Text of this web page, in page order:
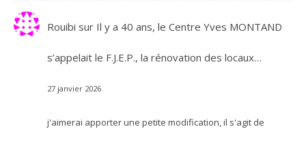
Rouibi sur Il y a 40 ans, le Centre Yves MONTAND
s’appelait le F.J.E.P., la rénovation des locaux…
27 janvier 2026
j'aimerai apporter une petite modification, il s'agit de